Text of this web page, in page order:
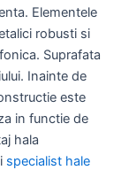
Elementele
robusti si
Suprafata
Inainte de
este
in functie de
hala
specialist hale